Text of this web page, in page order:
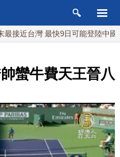
台灣 最快9日可能登陸中國
蠻牛費天王晉八